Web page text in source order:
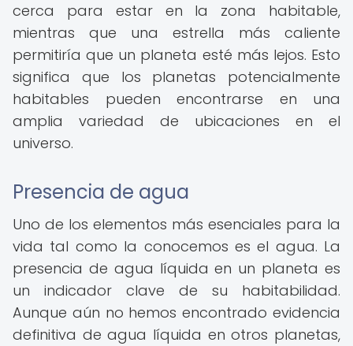
cerca para estar en la zona habitable,
mientras que una estrella más caliente
permitiría que un planeta esté más lejos. Esto
significa que los planetas potencialmente
habitables pueden encontrarse en una
amplia variedad de ubicaciones en el
universo.
Presencia de agua
Uno de los elementos más esenciales para la
vida tal como la conocemos es el agua. La
presencia de agua líquida en un planeta es
un indicador clave de su habitabilidad.
Aunque aún no hemos encontrado evidencia
definitiva de agua líquida en otros planetas,